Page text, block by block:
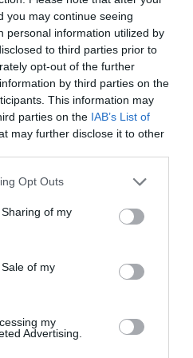
you may continue seeing
personal information utilized by
to third parties prior to
opt-out of the further
by third parties on the
This information may
parties on the IAB’s List of
may further disclose it to other
Opt Outs
of my
of my
my
Advertising.